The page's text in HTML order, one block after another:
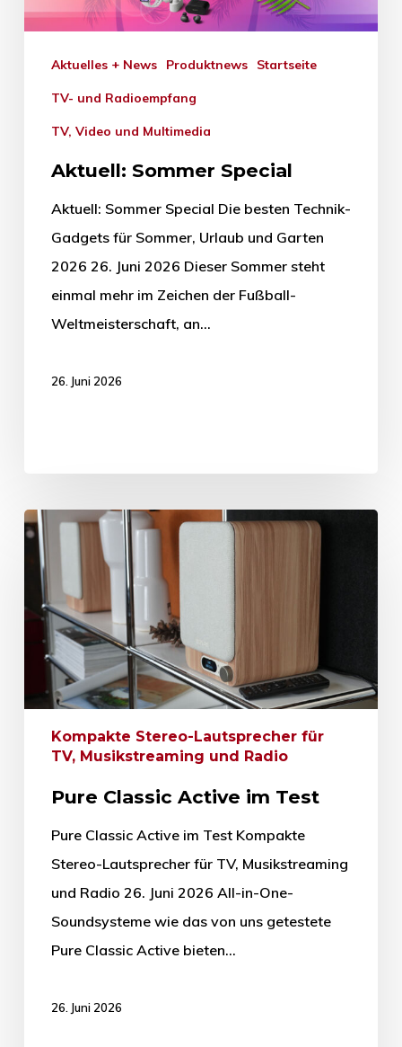
Aktuelles + News Produktnews Startseite
TV- und Radioempfang
TV, Video und Multimedia
Aktuell: Sommer Special
Aktuell: Sommer Special Die besten Technik-
Gadgets für Sommer, Urlaub und Garten
2026 26. Juni 2026 Dieser Sommer steht
einmal mehr im Zeichen der Fußball-
Weltmeisterschaft, an…
26. Juni 2026
Kompakte Stereo-Lautsprecher für
TV, Musikstreaming und Radio
Pure Classic Active im Test
Pure Classic Active im Test Kompakte
Stereo-Lautsprecher für TV, Musikstreaming
und Radio 26. Juni 2026 All-in-One-
Soundsysteme wie das von uns getestete
Pure Classic Active bieten…
26. Juni 2026